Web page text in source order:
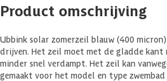
Product omschrijving
Ubbink solar zomerzeil blauw (400
drijven. Het zeil moet met de gladde kant
minder snel verdampt. Het zeil kan
gemaakt voor het model en type